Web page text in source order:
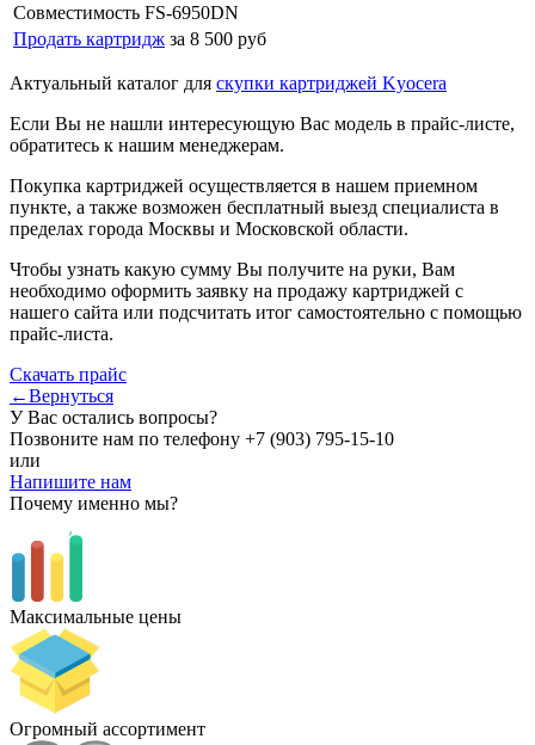
Совместимость FS-6950DN
Продать картридж за 8 500 руб
Актуальный каталог для скупки картриджей Kyocera
Если Вы не нашли интересующую Вас модель в прайс-листе,
обратитесь к нашим менеджерам.
Покупка картриджей осуществляется в нашем приемном
пункте, а также возможен бесплатный выезд специалиста в
пределах города Москвы и Московской области.
Чтобы узнать какую сумму Вы получите на руки, Вам
необходимо оформить заявку на продажу картриджей с
нашего сайта или подсчитать итог самостоятельно с помощью
прайс-листа.
Скачать прайс
←Вернуться
У Вас остались вопросы?
Позвоните нам по телефону +7 (903) 795-15-10
или
Напишите нам
Почему именно мы?
Максимальные цены
Огромный ассортимент